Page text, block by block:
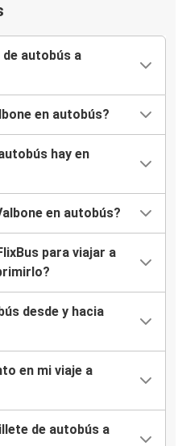
autobús a
en autobús?
hay en
en autobús?
para viajar a
desde y hacia
en mi viaje a
de autobús a